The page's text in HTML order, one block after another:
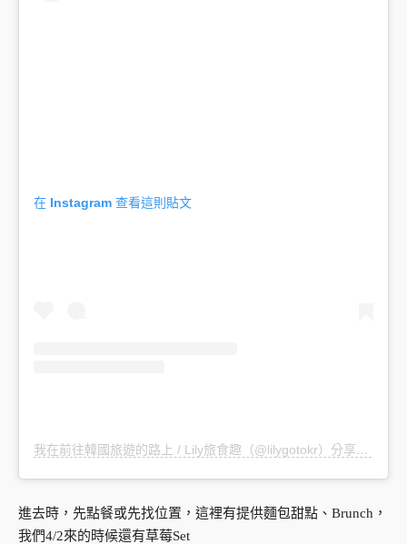
在 Instagram 查看這則貼文
我在前往韓國旅遊的路上 / Lily旅食趣（@lilygotokr）分享的貼文
進去時，先點餐或先找位置，這裡有提供麵包甜點、Brunch，
我們4/2來的時候還有草莓Set